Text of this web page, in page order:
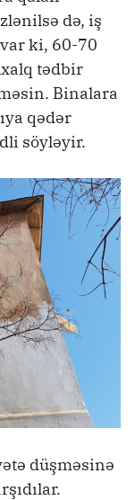
də, iş
var ki, 60-70
tədbir
Binalara
qədər
söyləyir.
düşməsinə